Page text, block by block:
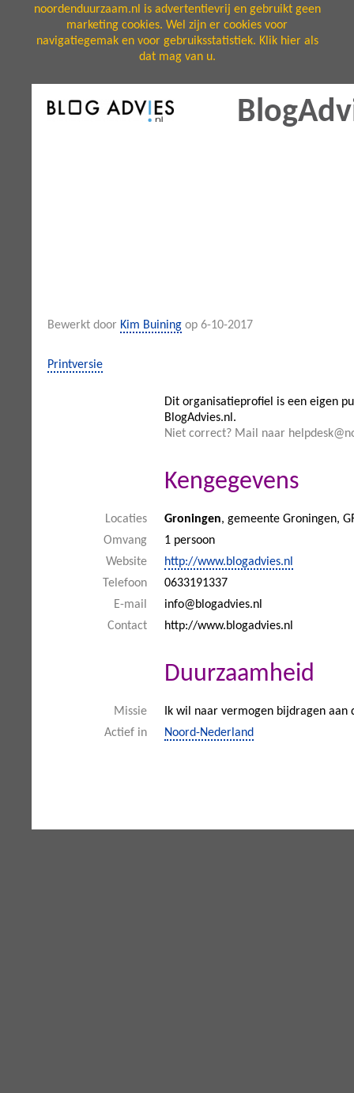
noordenduurzaam.nl is advertentievrij en gebruikt geen
marketing cookies. Wel zijn er cookies voor
navigatiegemak en voor gebruiksstatistiek. Klik hier als
dat mag van u.
Bewerkt door Kim Buining op 6-10-2017
Printversie
Dit organisatieprofiel is een eigen
BlogAdvies.nl.
Niet correct? Mail naar
Kengegevens
Locaties Groningen, gemeente Groningen,
Omvang
1 persoon
Website
http://www.blogadvies.nl
Telefoon
0633191337
E-mail
info@blogadvies.nl
Contact
http://www.blogadvies.nl
Duurzaamheid
Missie
Ik wil naar vermogen bijdragen aan
Actief in
Noord-Nederland